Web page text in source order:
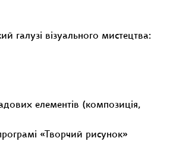
галузі візуального мистецтва:
елементів (композиція,
«Творчий рисунок»